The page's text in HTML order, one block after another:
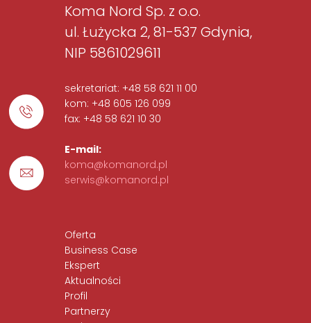
Koma Nord Sp. z o.o.
ul. Łużycka 2, 81-537 Gdynia,
NIP 5861029611
sekretariat: +48 58 621 11 00
kom: +48 605 126 099
fax: +48 58 621 10 30
E-mail:
koma@komanord.pl
serwis@komanord.pl
Oferta
Business Case
Ekspert
Aktualności
Profil
Partnerzy